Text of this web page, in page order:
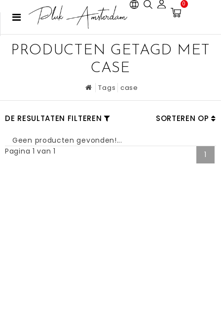
0
PRODUCTEN GETAGD MET
CASE
Tags case
DE RESULTATEN FILTEREN SORTEREN OP
Geen producten gevonden!...
Pagina 1 van 1
1